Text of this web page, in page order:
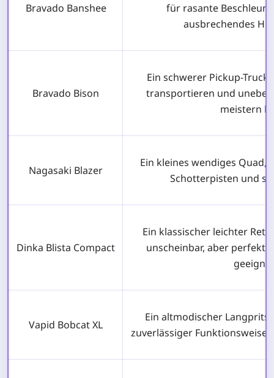
Bravado Banshee
für rasante
ausbrechendes
Bravado Bison
Ein schwerer Pickup-
transportieren und
meistern
Nagasaki Blazer
Ein kleines wendiges Quad,
Schotterpisten und
Dinka Blista Compact
Ein klassischer leichter
unscheinbar, aber perfekt
Vapid Bobcat XL
Ein altmodischer
zuverlässiger Funktionsweise